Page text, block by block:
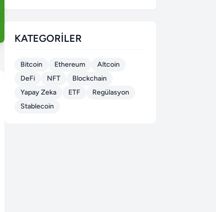
KATEGORILER
Bitcoin Ethereum
Altcoin
DeFi
NFT
Blockchain
Yapay Zeka
ETF
Regülasyon
Stablecoin